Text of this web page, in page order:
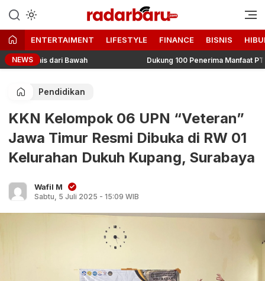
radarbaru.com
Informasi Berita Terbaru dan
Terkini Hari Ini
ENTERTAIMENT LIFESTYLE FINANCE BISNIS
NEWS
dari Bawah Dukung 100 Penerima Manfaat PT MMI
Pendidikan
KKN Kelompok 06 UPN “Veteran”
Jawa Timur Resmi Dibuka di RW 01
Kelurahan Dukuh Kupang, Surabaya
Wafil M
Sabtu, 5 Juli 2025 - 15:09 WIB